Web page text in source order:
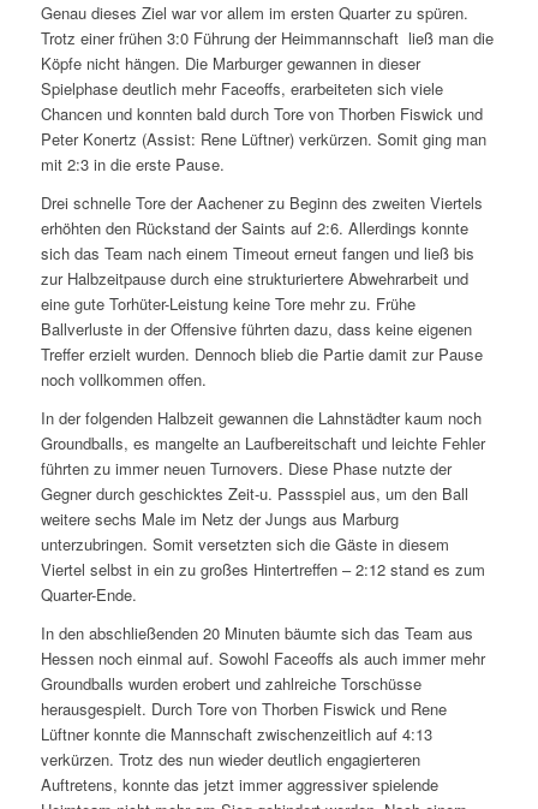
Genau dieses Ziel war vor allem im ersten Quarter zu spüren.
Trotz einer frühen 3:0 Führung der Heimmannschaft ließ man die
Köpfe nicht hängen. Die Marburger gewannen in dieser
Spielphase deutlich mehr Faceoffs, erarbeiteten sich viele
Chancen und konnten bald durch Tore von Thorben Fiswick und
Peter Konertz (Assist: Rene Lüftner) verkürzen. Somit ging man
mit 2:3 in die erste Pause.
Drei schnelle Tore der Aachener zu Beginn des zweiten Viertels
erhöhten den Rückstand der Saints auf 2:6. Allerdings konnte
sich das Team nach einem Timeout erneut fangen und ließ bis
zur Halbzeitpause durch eine strukturiertere Abwehrarbeit und
eine gute Torhüter-Leistung keine Tore mehr zu. Frühe
Ballverluste in der Offensive führten dazu, dass keine eigenen
Treffer erzielt wurden. Dennoch blieb die Partie damit zur Pause
noch vollkommen offen.
In der folgenden Halbzeit gewannen die Lahnstädter kaum noch
Groundballs, es mangelte an Laufbereitschaft und leichte Fehler
führten zu immer neuen Turnovers. Diese Phase nutzte der
Gegner durch geschicktes Zeit-u. Passspiel aus, um den Ball
weitere sechs Male im Netz der Jungs aus Marburg
unterzubringen. Somit versetzten sich die Gäste in diesem
Viertel selbst in ein zu großes Hintertreffen – 2:12 stand es zum
Quarter-Ende.
In den abschließenden 20 Minuten bäumte sich das Team aus
Hessen noch einmal auf. Sowohl Faceoffs als auch immer mehr
Groundballs wurden erobert und zahlreiche Torschüsse
herausgespielt. Durch Tore von Thorben Fiswick und Rene
Lüftner konnte die Mannschaft zwischenzeitlich auf 4:13
verkürzen. Trotz des nun wieder deutlich engagierteren
Auftretens, konnte das jetzt immer aggressiver spielende